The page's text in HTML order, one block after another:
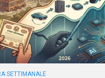
SETTIMANALE